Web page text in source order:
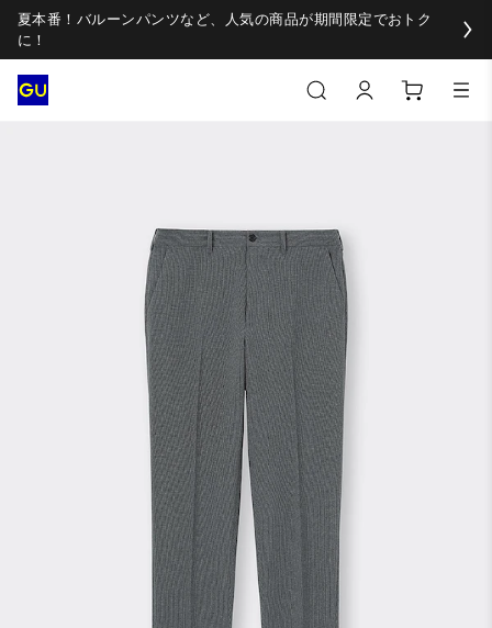
夏本番！バルーンパンツなど、人気の商品が期間限定でおトク
に！